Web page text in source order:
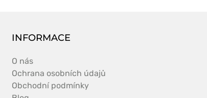
INFORMACE
O nás
Ochrana osobních údajů
Obchodní podmínky